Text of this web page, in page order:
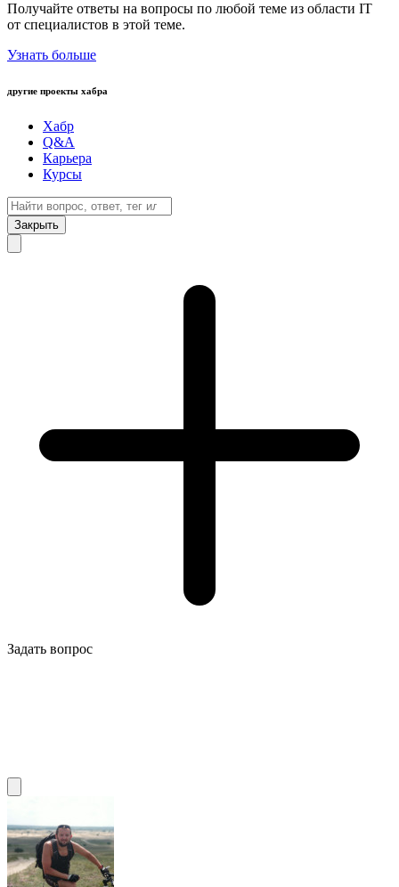
Получайте ответы на вопросы по любой теме из области IT
от специалистов в этой теме.
Узнать больше
другие проекты хабра
Хабр
Q&A
Карьера
Курсы
Закрыть
Задать вопрос